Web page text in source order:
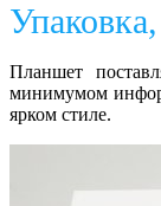
Планшет
минимумом
ярком стиле.